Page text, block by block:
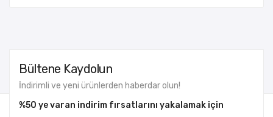
Bültene Kaydolun
İndirimli ve yeni ürünlerden haberdar olun!
%50 ye varan indirim fırsatlarını yakalamak için